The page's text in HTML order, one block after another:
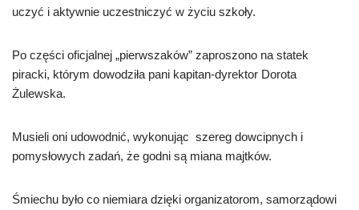
uczyć i aktywnie uczestniczyć w życiu szkoły.
Po części oficjalnej „pierwszaków” zaproszono na statek
piracki, którym dowodziła pani kapitan-dyrektor Dorota
Żulewska.
Musieli oni udowodnić, wykonując szereg dowcipnych i
pomysłowych zadań, że godni są miana majtków.
Śmiechu było co niemiara dzięki organizatorom, samorządowi